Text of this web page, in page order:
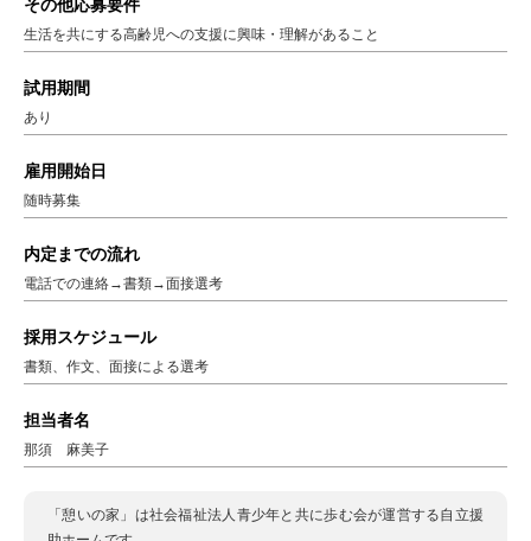
その他応募要件
生活を共にする高齢児への支援に興味・理解があること
試用期間
あり
雇用開始日
随時募集
内定までの流れ
電話での連絡→書類→面接選考
採用スケジュール
書類、作文、面接による選考
担当者名
那須 麻美子
「憩いの家」は社会福祉法人青少年と共に歩む会が運営する自立援